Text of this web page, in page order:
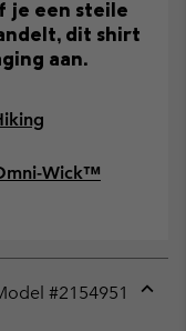
je een steile
dit shirt
aan.
Wick™
#2154951